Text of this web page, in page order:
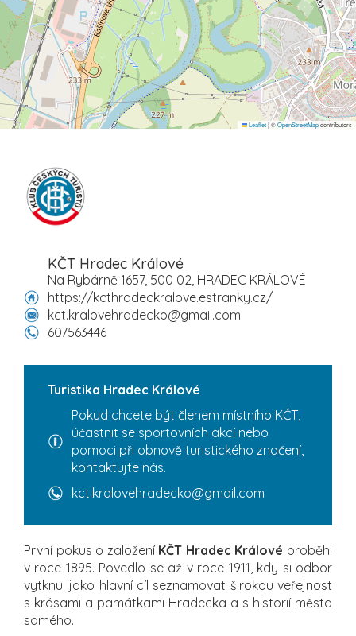
Leaflet|©OpenStreetMapcontributors
KČT Hradec Králové
Na Rybárně 1657, 500 02, HRADEC KRÁLOVÉ
https://kcthradeckralove.estranky.cz/
kct.kralovehradecko@gmail.com
607563446
Turistika Hradec Králové
Pokud chcete být členem místního KČT,
účastnit se sportovních akcí nebo
pomoci při obnově turistického značení,
kontaktujte nás.
kct.kralovehradecko@gmail.com
První pokus o založení KČT Hradec Králové proběhl
v roce 1895. Povedlo se až v roce 1911, kdy si odbor
vytknul jako hlavní cíl seznamovat širokou veřejnost
s krásami a památkami Hradecka a s historií města
samého.